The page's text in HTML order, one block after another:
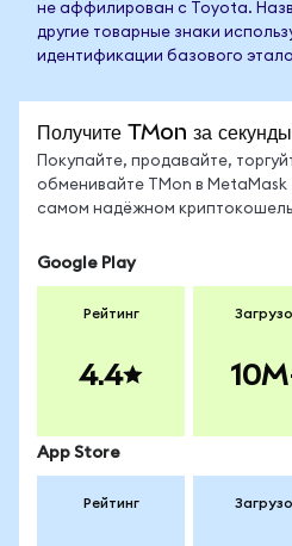
не аффилирован с Toyota.
другие товарные знаки
идентификации базового
Получите TMon за секунды
Покупайте, продавайте,
обменивайте TMon в MetaMask
самом надёжном
Google Play
Рейтинг
4.4
App Store
Рейтинг